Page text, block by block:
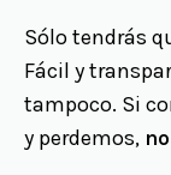
Sólo tendrás
Fácil y
tampoco. Si
y perdemos,